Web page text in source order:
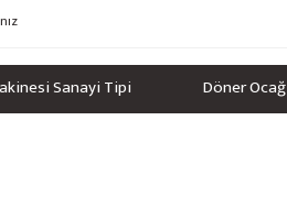
Sanayi Tipi Döner